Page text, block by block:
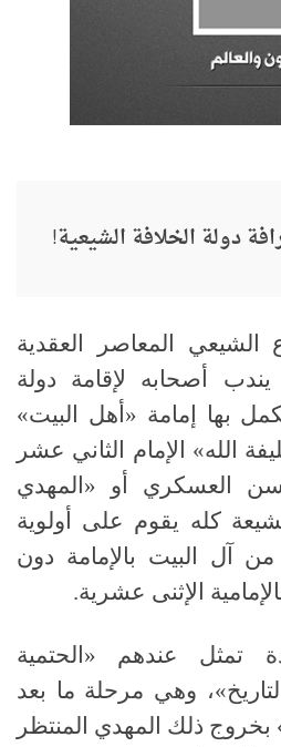
دولة الخلافة الشيعية!
الشيعي المعاصر العقدية
أصحابه لإقامة دولة
بها إمامة «أهل البيت»
الله» الإمام الثاني عشر
العسكري أو «المهدي
كله يقوم على أولوية
من آل البيت بالإمامة دون
الإثنى عشرية.
تمثل عندهم «الحتمية
التاريخ»، وهي مرحلة ما بعد
ذلك المهدي المنتظر